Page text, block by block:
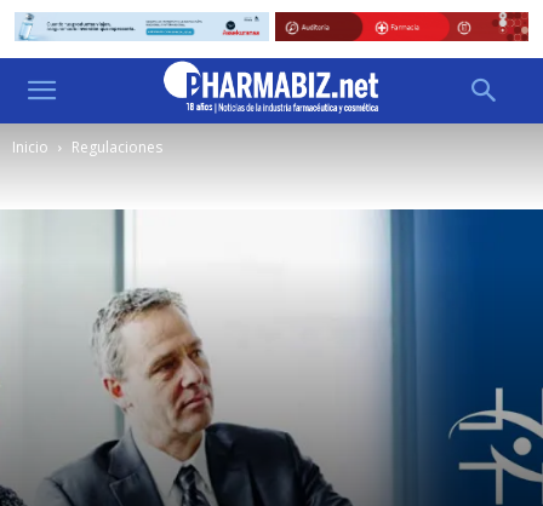
Inicio Regulaciones